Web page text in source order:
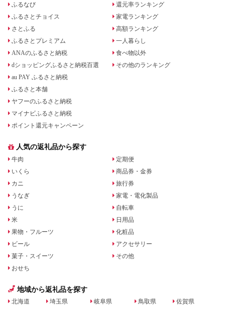
ふるなび
ふるさとチョイス
さとふる
ふるさとプレミアム
ANAのふるさと納税
dショッピングふるさと納税百選
au PAY ふるさと納税
ふるさと本舗
ヤフーのふるさと納税
マイナビふるさと納税
ポイント還元キャンペーン
還元率ランキング
家電ランキング
高額ランキング
一人暮らし
食べ物以外
その他のランキング
人気の返礼品から探す
牛肉
いくら
カニ
うなぎ
うに
米
果物・フルーツ
ビール
菓子・スイーツ
おせち
定期便
商品券・金券
旅行券
家電・電化製品
自転車
日用品
化粧品
アクセサリー
その他
地域から返礼品を探す
北海道 埼玉県 岐阜県 鳥取県 佐賀県